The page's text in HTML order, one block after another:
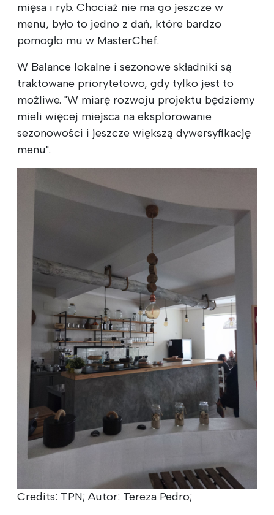
mięsa i ryb. Chociaż nie ma go jeszcze w
menu, było to jedno z dań, które bardzo
pomogło mu w MasterChef.
W Balance lokalne i sezonowe składniki są
traktowane priorytetowo, gdy tylko jest to
możliwe. "W miarę rozwoju projektu będziemy
mieli więcej miejsca na eksplorowanie
sezonowości i jeszcze większą dywersyfikację
menu".
Credits: TPN; Autor: Tereza Pedro;